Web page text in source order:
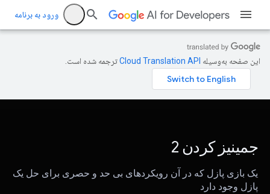
ورود به برنامه
این صفحه به‌وسیله ترجمه شده است.
جمینیز کردن 2
یک بازی پازل که در آن رویکردهای بی حد و حصری برای حل یک
پازل وجود دارد